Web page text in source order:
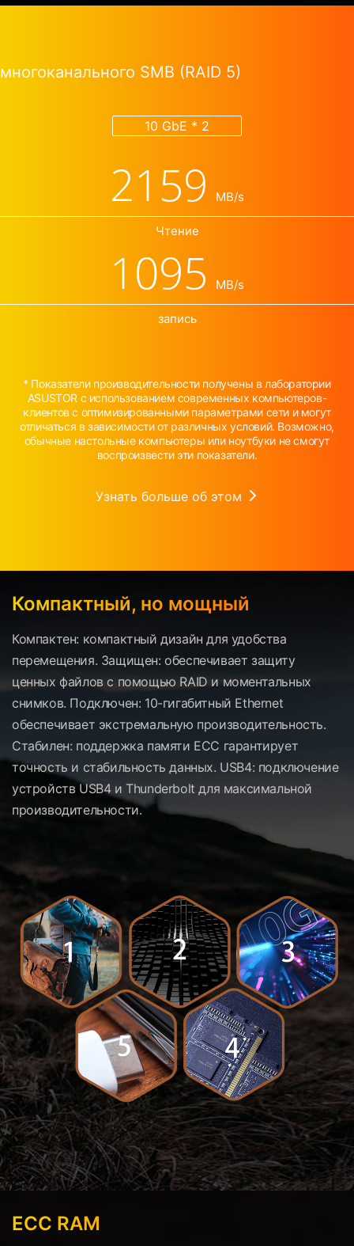
многоканального SMB (RAID 5)
10 GbE * 2
2159 MB/s
Чтение
1095 MB/s
запись
* Показатели производительности получены в лаборатории
ASUSTOR с использованием современных компьютеров-
клиентов с оптимизированными параметрами сети и могут
отличаться в зависимости от различных условий. Возможно,
обычные настольные компьютеры или ноутбуки не смогут
воспроизвести эти показатели.
Узнать больше об этом
Компактный, но мощный
Компактен: компактный дизайн для удобства
перемещения. Защищен: обеспечивает защиту
ценных файлов с помощью RAID и моментальных
снимков. Подключен: 10-гигабитный Ethernet
обеспечивает экстремальную производительность.
Стабилен: поддержка памяти ECC гарантирует
точность и стабильность данных. USB4: подключение
устройств USB4 и Thunderbolt для максимальной
производительности.
ECC RAM